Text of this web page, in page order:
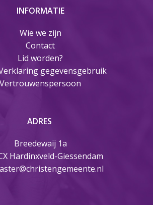
INFORMATIE
Wie we zijn
Contact
Lid worden?
gegevensgebruik
Vertrouwenspersoon
ADRES
Breedewaij 1a
Hardinxveld-Giessendam